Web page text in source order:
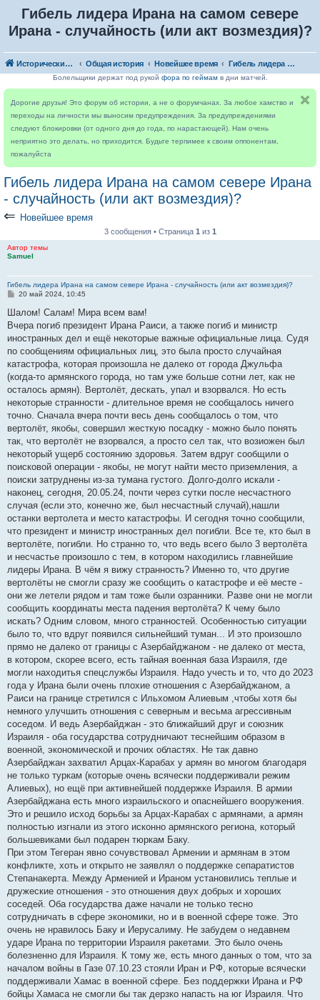
Гибель лидера Ирана на самом севере
Ирана - случайность (или акт возмездия)?
Исторический форум Общая история Новейшее время Гибель лидера Ирана на самом севере Ирана - случайность (или акт возмездия)?
Болельщики держат под рукой фора по геймамв дни матчей.
Дорогие друзья! Это форум об истории, а не о форумчанах. За любое хамство и
переходы на личности мы выносим предупреждения. За предупреждениями
следуют блокировки (от одного дня до года, по нарастающей). Нам очень
неприятно это делать, но приходится. Будьте терпимее к своим оппонентам,
пожалуйста
Гибель лидера Ирана на самом севере Ирана
- случайность (или акт возмездия)?
⇐ Новейшее время
3 сообщения • Страница 1 из 1
Автор темы
Samuel
Гибель лидера Ирана на самом севере Ирана - случайность (или акт возмездия)?
С
о
щ
е
и
е
20 май 2024, 10:45
Шалом! Салам! Мира всем вам!
Вчера погиб президент Ирана Раиси, а также погиб и министр
иностранных дел и ещё некоторые важные официальные лица. Судя
по сообщениям официальных лиц, это была просто случайная
катастрофа, которая произошла не далеко от города Джульфа
(когда-то армянского города, но там уже больше сотни лет, как не
осталось армян). Вертолёт, дескать, упал и взорвался. Но есть
некоторые странности - длительное время не сообщалось ничего
точно. Сначала вчера почти весь день сообщалось о том, что
вертолёт, якобы, совершил жесткую посадку - можно было понять
так, что вертолёт не взорвался, а просто сел так, что возиожен был
некоторый ущерб состоянию здоровья. Затем вдруг сообщили о
поисковой операции - якобы, не могут найти место приземления, а
поиски затруднены из-за тумана густого. Долго-долго искали -
наконец, сегодня, 20.05.24, почти через сутки после несчастного
случая (если это, конечно же, был несчастный случай),нашли
останки вертолета и место катастрофы. И сегодня точно сообщили,
что президент и министр иностранных дел погибли. Все те, кто был в
вертолёте, погибли. Но странно то, что ведь всего было 3 вертолёта
и несчастье произошло с тем, в котором находились главнейшие
лидеры Ирана. В чём я вижу странность? Именно то, что другие
вертолёты не смогли сразу же сообщить о катастрофе и её месте -
они же летели рядом и там тоже были озранники. Разве они не могли
сообщить координаты места падения вертолёта? К чему было
искать? Одним словом, много странностей. Особенностью ситуации
было то, что вдруг появился сильнейший туман... И это произошло
прямо не далеко от границы с Азербайджаном - не далеко от места,
в котором, скорее всего, есть тайная военная база Израиля, где
могли находитья спецслужбы Израиля. Надо учесть и то, что до 2023
года у Ирана были очень плохие отношения с Азербайджаном, а
Раиси на границе стретился с Ильхомом Алиевым ,чтобы хотя бы
немного улучшить отношения с северным и весьма агрессивным
соседом. И ведь Азербайджан - это ближайший друг и союзник
Израиля - оба государства сотрудничают теснейшим образом в
военной, экономической и прочих областях. Не так давно
Азербайджан захватил Арцах-Карабах у армян во многом благодаря
не только туркам (которые очень всячески поддерживали режим
Алиевых), но ещё при активнейшей поддержке Израиля. В армии
Азербайджана есть много израильского и опаснейшего вооружения.
Это и решило исход борьбы за Арцах-Карабах с армянами, а армян
полностью изгнали из этого исконно армянского региона, который
большевиками был подарен тюркам Баку.
При этом Тегеран явно сочувствовал Армении и армянам в этом
конфликте, хоть и открыто не заявлял о поддержке сепаратистов
Степанакерта. Между Арменией и Ираном установились теплые и
дружеские отношения - это отношения двух добрых и хороших
соседей. Оба государства даже начали не только тесно
сотрудничать в сфере экономики, но и в военной сфере тоже. Это
очень не нравилось Баку и Иерусалиму. Не забудем о недавнем
ударе Ирана по территории Израиля ракетами. Это было очень
болезненно для Израиля. К тому же, есть много данных о том, что за
началом войны в Газе 07.10.23 стояли Иран и РФ, которые всячески
поддерживали Хамас в военной сфере. Без поддержки Ирана и РФ
бойцы Хамаса не смогли бы так дерзко напасть на юг Израиля. Что